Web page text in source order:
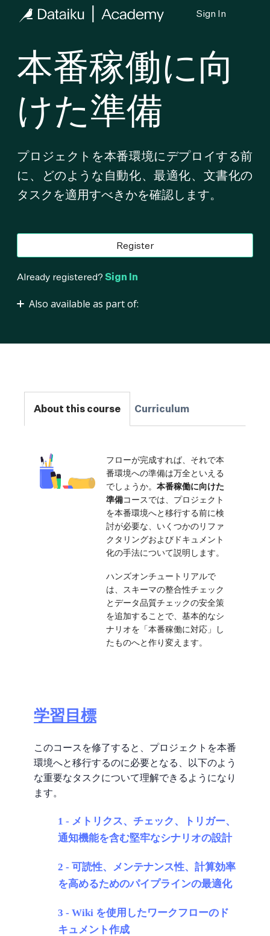
Sign In
本番稼働に向
けた準備
プロジェクトを本番環境にデプロイする前
に、どのような自動化、最適化、文書化の
タスクを適用すべきかを確認します。
Register
Already registered?Sign In
Also available as part of:
About this course
フローが完成すれば、それで本
番環境への準備は万全といえる
でしょうか。 本番稼働に向けた
準備コースでは、プロジェクト
を本番環境へと移行する前に検
討が必要な、いくつかのリファ
クタリングおよびドキュメント
化の手法について説明します。
ハンズオンチュートリアルで
は、スキーマの整合性チェック
とデータ品質チェックの安全策
を追加することで、基本的なシ
ナリオを「本番稼働に対応」し
たものへと作り変えます。
学習目標
このコースを修了すると、プロジェクトを本番
環境へと移行するのに必要となる、以下のよう
な重要なタスクについて理解できるようになり
ます。
1 - メトリクス、チェック、トリガー、
通知機能を含む堅牢なシナリオの設計
2 - 可読性、メンテナンス性、計算効率
を高めるためのパイプラインの最適化
3 - Wiki を使用したワークフローのド
キュメント作成
Curriculum